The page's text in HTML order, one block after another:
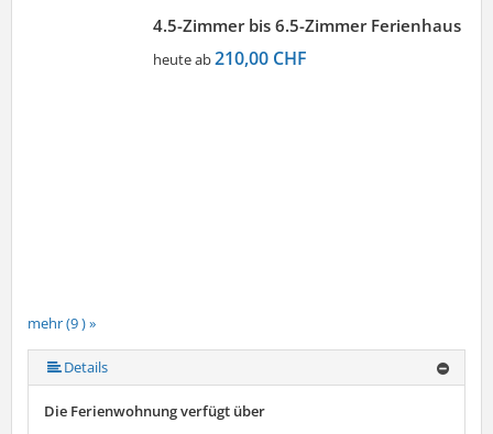
mehr (9 ) »
mehr (9 ) »
mehr (9 ) »
mehr (9 ) »
mehr (9 ) »
mehr (9 ) »
4.5-Zimmer bis 6.5-Zimmer Ferienhaus
heute ab210,00 CHF
Details
Die Ferienwohnung verfügt über